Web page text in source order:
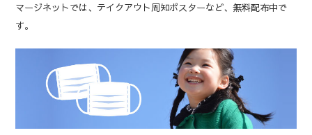
マージネットでは、テイクアウト周知ポスターなど、無料配布中で
す。